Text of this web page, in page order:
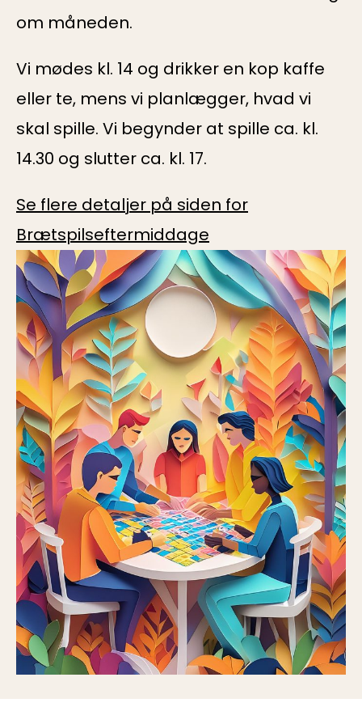
om måneden.
Vi mødes kl. 14 og drikker en kop kaffe
eller te, mens vi planlægger, hvad vi
skal spille. Vi begynder at spille ca. kl.
14.30 og slutter ca. kl. 17.
Se flere detaljer på siden for
Brætspilseftermiddage